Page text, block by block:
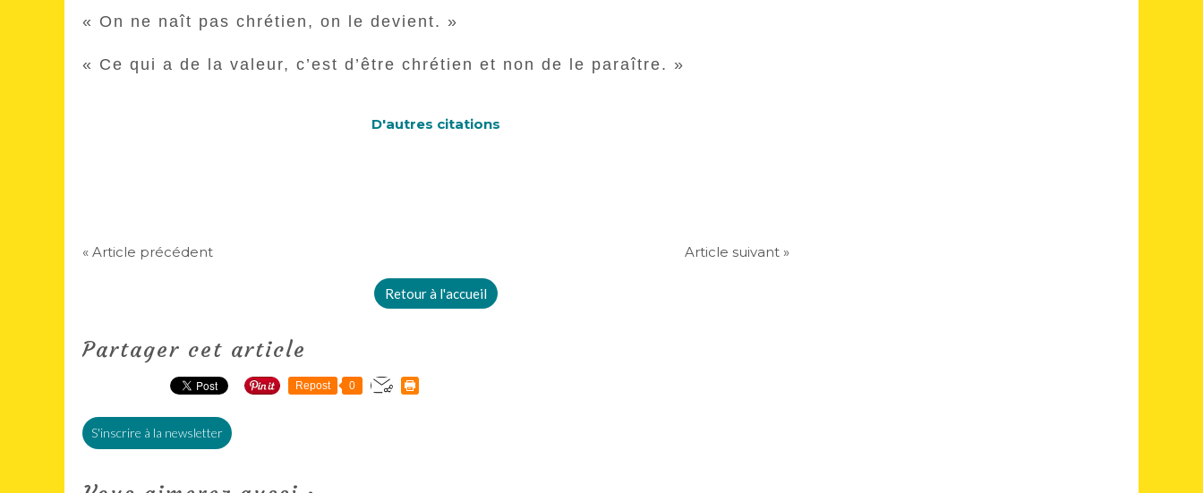
« On ne naît pas chrétien, on le devient. »
« Ce qui a de la valeur, c’est d’être chrétien et non de le paraître. »
D'autres citations
« Article précédent Article suivant »
Retour à l'accueil
Partager cet article
Repost 0
S'inscrire à la newsletter